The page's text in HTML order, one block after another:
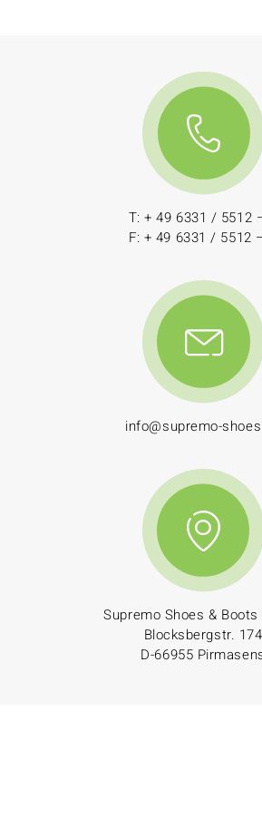
T: + 49 6331 / 5512
F: + 49 6331 / 5512
info@supremo-
Supremo Shoes & Boots
Blocksbergstr. 174
D-66955